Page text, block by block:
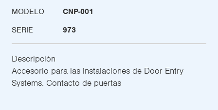
MODELO
CNP-001
SERIE
973
Descripción
Accesorio para las instalaciones de Door Entry
Systems. Contacto de puertas